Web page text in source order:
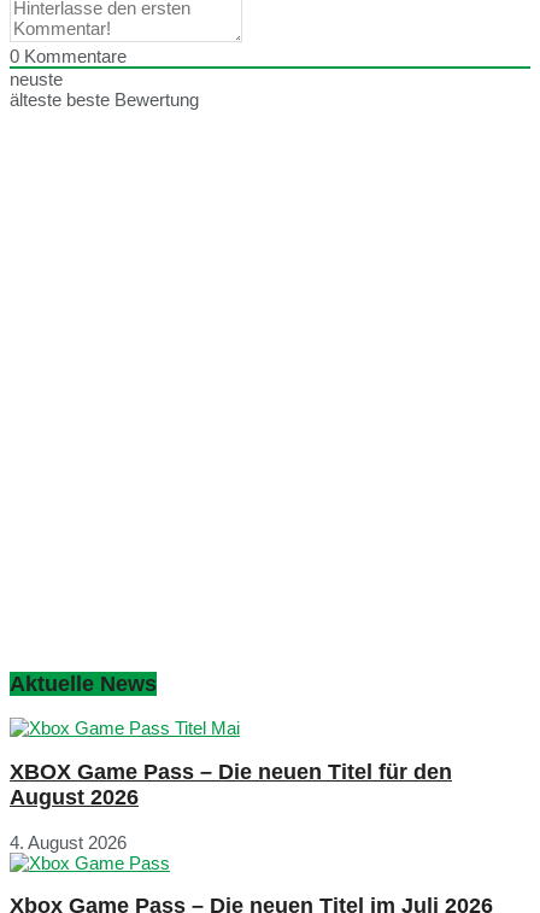
0 Kommentare
neuste
älteste beste Bewertung
Aktuelle News
XBOX Game Pass – Die neuen Titel für den
August 2026
4. August 2026
Xbox Game Pass – Die neuen Titel im Juli 2026